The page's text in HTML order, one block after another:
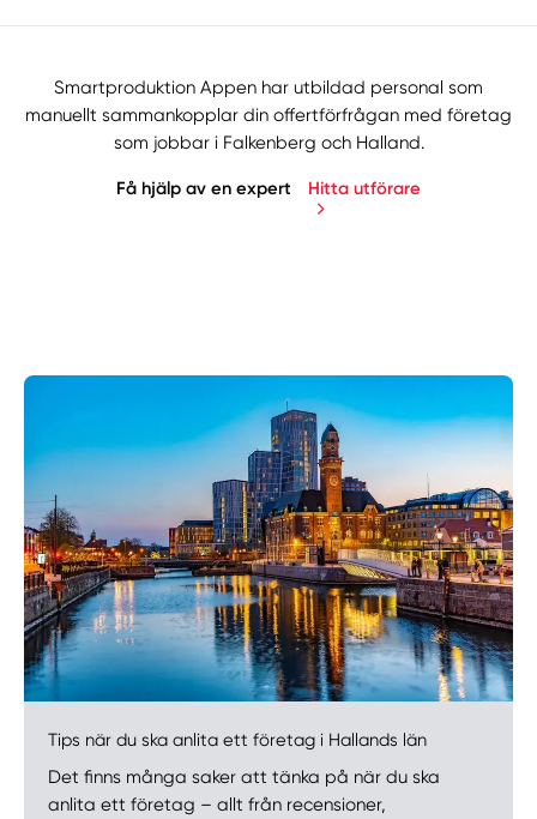
Välj tillvägagångssätt
Smartproduktion Appen har utbildad personal som
manuellt sammankopplar din offertförfrågan med företag
som jobbar i Falkenberg och Halland.
Få hjälp av en expert Hitta utförare
Tips när du ska anlita ett företag i Hallands län
Det finns många saker att tänka på när du ska
anlita ett företag – allt från recensioner,